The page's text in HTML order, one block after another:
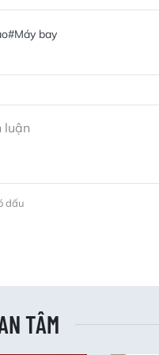
#Máy bay
dấu
TÂM